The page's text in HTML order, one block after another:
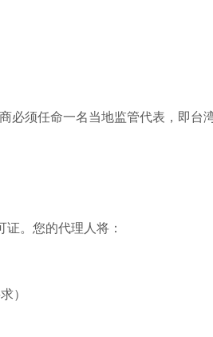
必须任命一名当地监管代表，即台
。您的代理人将：
）